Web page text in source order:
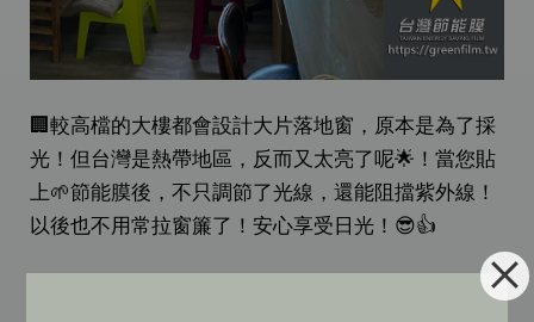
🏢較高檔的大樓都會設計大片落地窗，原本是為了採
光！但台灣是熱帶地區，反而又太亮了呢🌟！當您貼
上🌱節能膜後，不只調節了光線，還能阻擋紫外線！
以後也不用常拉窗簾了！安心享受日光！😎👍